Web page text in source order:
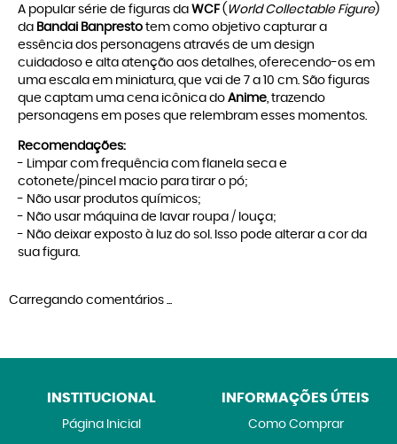
A popular série de figuras da WCF ( World Collectable Figure)
da Bandai Banpresto tem como objetivo capturar a
essência dos personagens através de um design
cuidadoso e alta atenção aos detalhes, oferecendo-os em
uma escala em miniatura, que vai de 7 a 10 cm. São figuras
que captam uma cena icônica do Anime, trazendo
personagens em poses que relembram esses momentos.
Recomendações:
- Limpar com frequência com flanela seca e
cotonete/pincel macio para tirar o pó;
- Não usar produtos químicos;
- Não usar máquina de lavar roupa / louça;
- Não deixar exposto à luz do sol. Isso pode alterar a cor da
sua figura.
Carregando comentários ...
INSTITUCIONAL
Página Inicial
INFORMAÇÕES ÚTEIS
Como Comprar